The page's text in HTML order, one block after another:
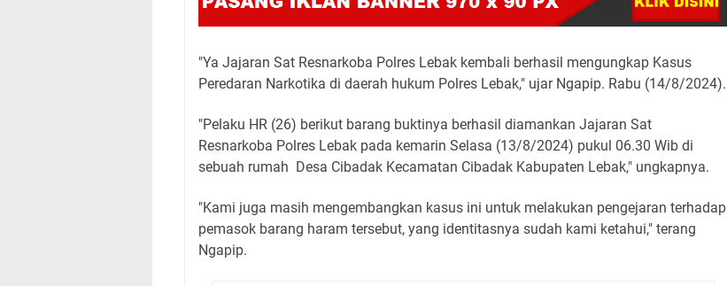
"Ya Jajaran Sat Resnarkoba Polres Lebak kembali berhasil mengungkap Kasus
Peredaran Narkotika di daerah hukum Polres Lebak," ujar Ngapip. Rabu (14/8/2024).
"Pelaku HR (26) berikut barang buktinya berhasil diamankan Jajaran Sat
Resnarkoba Polres Lebak pada kemarin Selasa (13/8/2024) pukul 06.30 Wib di
sebuah rumah Desa Cibadak Kecamatan Cibadak Kabupaten Lebak," ungkapnya.
"Kami juga masih mengembangkan kasus ini untuk melakukan pengejaran terhadap
pemasok barang haram tersebut, yang identitasnya sudah kami ketahui," terang
Ngapip.